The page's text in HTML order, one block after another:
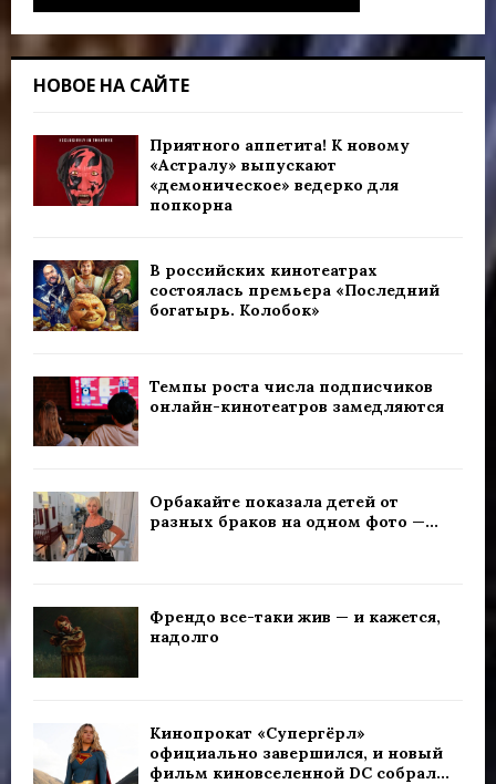
НОВОЕ НА САЙТЕ
Приятного аппетита! К новому
«Астралу» выпускают
«демоническое» ведерко для
попкорна
В российских кинотеатрах
состоялась премьера «Последний
богатырь. Колобок»
Темпы роста числа подписчиков
онлайн-кинотеатров замедляются
Орбакайте показала детей от
разных браков на одном фото —...
Френдо все-таки жив — и кажется,
надолго
Кинопрокат «Супергёрл»
официально завершился, и новый
фильм киновселенной DC собрал...